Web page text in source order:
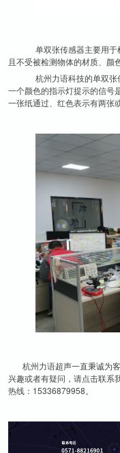
单双张传感器主要用
且不受被检测物体的材质、颜
杭州力语科技的单双
一个颜色的指示灯提示的信号
一张纸通过、红色表示有两张
杭州力语超声一直秉诚为客
兴趣或者有疑问，请点击联系
热线：15336879958。